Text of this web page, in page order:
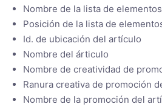
Nombre de la lista de elementos
Posición de la lista de
Id. de ubicación del artículo
Nombre del árticulo
Nombre de creatividad de
Ranura creativa de promoción
Nombre de la promoción del